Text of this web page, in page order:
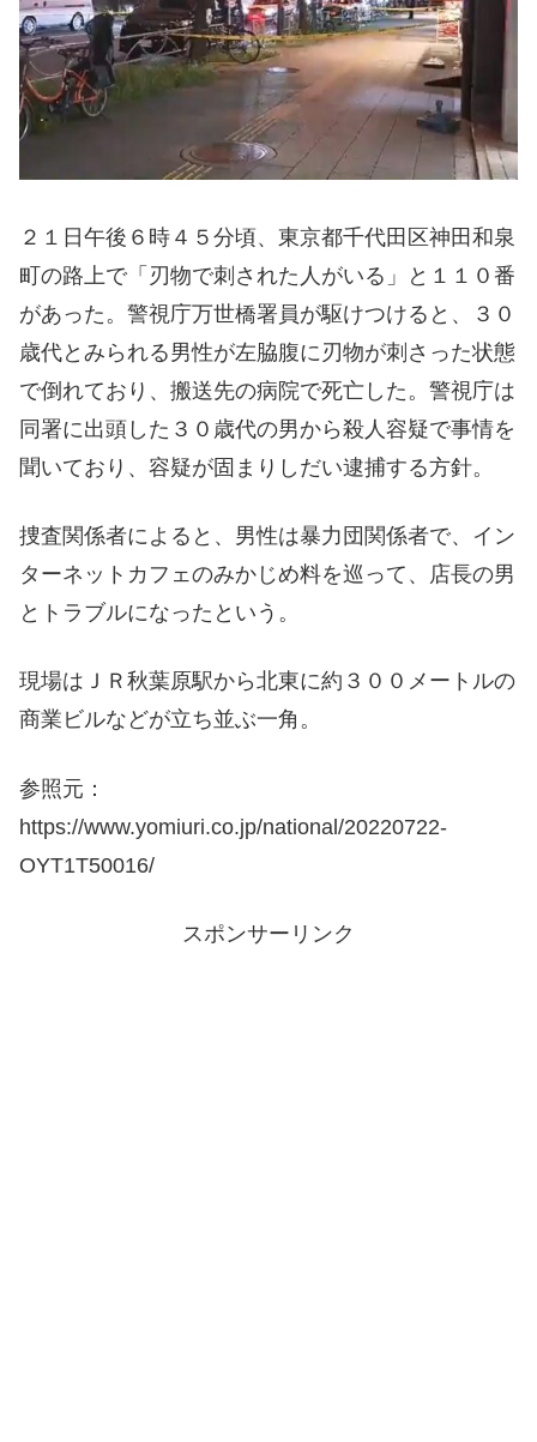
２１日午後６時４５分頃、東京都千代田区神田和泉
町の路上で「刃物で刺された人がいる」と１１０番
があった。警視庁万世橋署員が駆けつけると、３０
歳代とみられる男性が左脇腹に刃物が刺さった状態
で倒れており、搬送先の病院で死亡した。警視庁は
同署に出頭した３０歳代の男から殺人容疑で事情を
聞いており、容疑が固まりしだい逮捕する方針。
捜査関係者によると、男性は暴力団関係者で、イン
ターネットカフェのみかじめ料を巡って、店長の男
とトラブルになったという。
現場はＪＲ秋葉原駅から北東に約３００メートルの
商業ビルなどが立ち並ぶ一角。
参照元：
https://www.yomiuri.co.jp/national/20220722-
OYT1T50016/
スポンサーリンク